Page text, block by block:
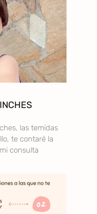
las temidas
te contaré la
consulta